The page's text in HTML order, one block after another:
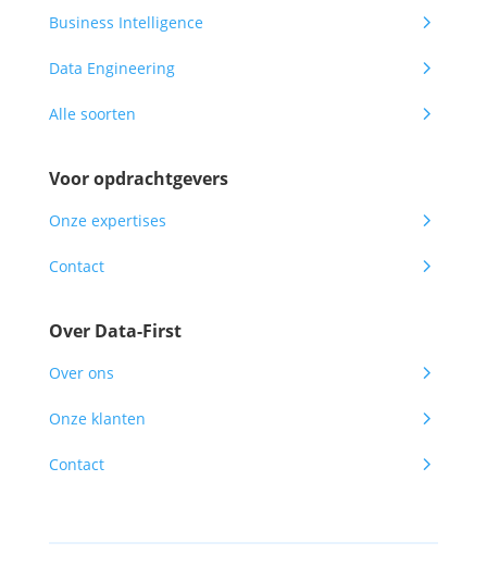
Business Intelligence 5
Data Engineering 5
Alle soorten 5
Voor opdrachtgevers
Onze expertises 5
Contact 5
Over Data-First
Over ons 5
Onze klanten 5
Contact 5